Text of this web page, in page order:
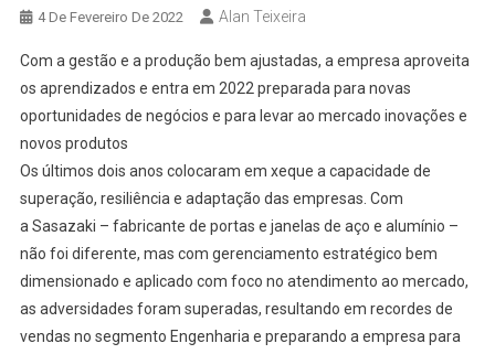
4 De Fevereiro De 2022 Alan Teixeira
Com a gestão e a produção bem ajustadas, a empresa aproveita
os aprendizados e entra em 2022 preparada para novas
oportunidades de negócios e para levar ao mercado inovações e
novos produtos
Os últimos dois anos colocaram em xeque a capacidade de
superação, resiliência e adaptação das empresas. Com
a Sasazaki – fabricante de portas e janelas de aço e alumínio –
não foi diferente, mas com gerenciamento estratégico bem
dimensionado e aplicado com foco no atendimento ao mercado,
as adversidades foram superadas, resultando em recordes de
vendas no segmento Engenharia e preparando a empresa para